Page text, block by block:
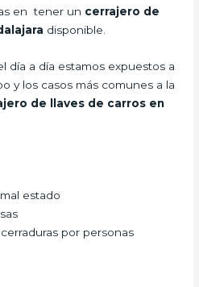
en tener un cerrajero de
disponible.
día a día estamos expuestos a
y los casos más comunes a la
de llaves de carros en
estado
por personas